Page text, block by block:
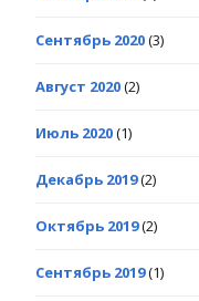
Сентябрь 2020(3)
Август 2020(2)
Июль 2020(1)
Декабрь 2019(2)
Октябрь 2019(2)
Сентябрь 2019(1)